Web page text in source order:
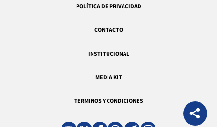
POLÍTICA DE PRIVACIDAD
CONTACTO
INSTITUCIONAL
MEDIA KIT
TERMINOS Y CONDICIONES